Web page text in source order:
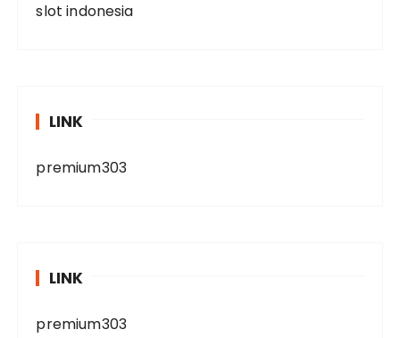
slot indonesia
LINK
premium303
LINK
premium303